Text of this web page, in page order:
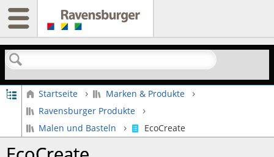
Suchen
Globale Hierarchie auf- und zuklappen
Startseite
Marken & Produkte
Ravensburger Produkte
Malen und Basteln
EcoCreate